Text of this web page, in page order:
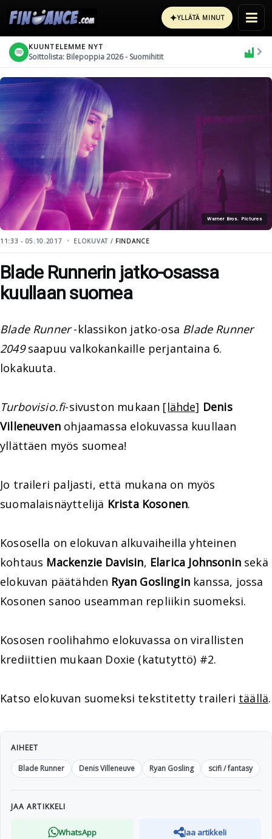
✦YLLÄTÄ MINUT
KUUNTELEMME NYT
Soittolista: Bilepoppia 2026 - Suomihitit
Warner Bros. Pictures
11:33 - 05.10.2017 ELOKUVAT / FINDANCE
Blade Runnerin jatko-osassa
kuullaan suomea
Blade Runner-klassikon jatko-osa Blade Runner
2049saapuu valkokankaille perjantaina 6.
lokakuuta.
Turbovisio.fi-sivuston mukaan [lähde] Denis
Villeneuvenohjaamassa elokuvassa kuullaan
yllättäen myös suomea!
Jo traileri paljasti, että mukana on myös
suomalaisnäyttelijä Krista Kosonen.
Kososella on elokuvan alkuvaiheilla yhteinen
kohtaus Mackenzie Davisin, Elarica Johnsoninsekä
elokuvan päätähden Ryan Goslinginkanssa, jossa
Kosonen sanoo useamman repliikin suomeksi.
Kososen roolihahmo elokuvassa on virallisten
krediittien mukaan Doxie (katutyttö) #2.
Katso elokuvan suomeksi tekstitetty traileri täällä.
AIHEET
Blade Runner
Denis Villeneuve Ryan Gosling scifi / fantasy
JAA ARTIKKELI
WhatsApp Jaa artikkeli